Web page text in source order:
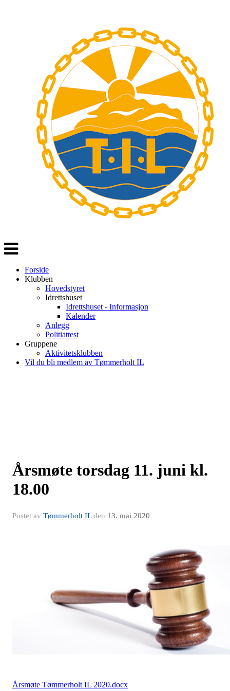
Veksle
navigasjon
Forside
Klubben
Hovedstyret
Idrettshuset
Idrettshuset - Informasjon
Kalender
Anlegg
Politiattest
Gruppene
Aktivitetsklubben
Vil du bli medlem av Tømmerholt IL
Årsmøte torsdag 11. juni kl.
18.00
Postet av Tømmerholt ILden 13. mai 2020
Årsmøte Tømmerholt IL 2020.docx